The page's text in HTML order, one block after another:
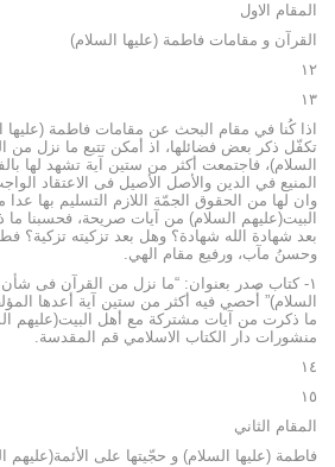
المقام الاول
القرآن و مقامات فاطمة (عليها السلام)
١٢
١٣
اذا كُنا في مقام البحث عن مقامات فاطمة (عليها
السلام)، فاجتمعت أكثر من ستين آية تشهد لها
المنيع في الدين والأصل الأصيل فى الاعتقاد
وان لها من الحقوق الجمّة اللازم التسليم بها
البيت(عليهم السلام) من آيات صريحة، فحسبنا
بعد شهادة الله شهادة؟ وهل بعد تزكيته تزكية؟
وحسنُ مآب، ورفيع مقام الهي.
١- كتاب صدر بعنوان: “ما نزل من القرآن فى شأن
السلام)” أُحصي فيه أكثر من ستين آية أعدها
ما ذكرت من آيات مشتركة مع أهل البيت(عليهم
منشورات دار الكتاب الاسلامي قم المقدسة.
١٤
١٥
المقام الثاني
فاطمة (عليها السلام) و حجّيتها على الأئمة(عليهم